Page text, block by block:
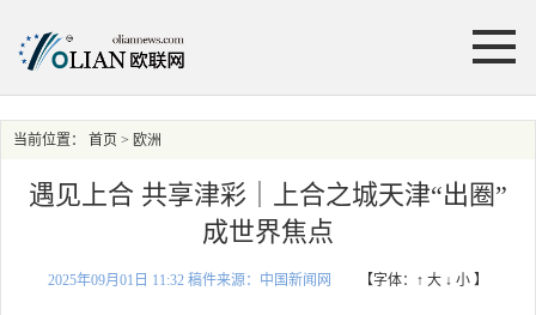
当前位置： 首页 > 欧洲
遇见上合 共享津彩｜上合之城天津“出圈”
成世界焦点
2025年09月01日 11:32 稿件来源：中国新闻网 【字体： ↑ 大 ↓ 小 】